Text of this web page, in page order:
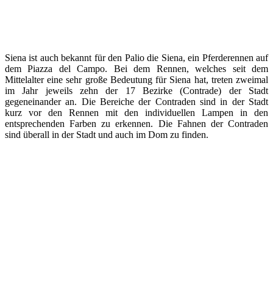
Siena ist auch bekannt für den Palio die Siena, ein Pferderennen auf
dem Piazza del Campo. Bei dem Rennen, welches seit dem
Mittelalter eine sehr große Bedeutung für Siena hat, treten zweimal
im Jahr jeweils zehn der 17 Bezirke (Contrade) der Stadt
gegeneinander an. Die Bereiche der Contraden sind in der Stadt
kurz vor den Rennen mit den individuellen Lampen in den
entsprechenden Farben zu erkennen. Die Fahnen der Contraden
sind überall in der Stadt und auch im Dom zu finden.